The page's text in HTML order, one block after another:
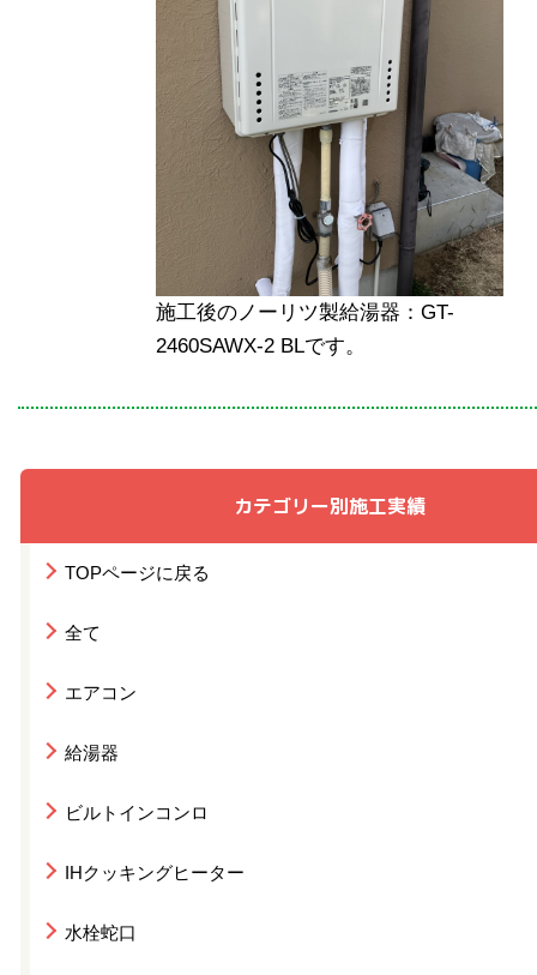
カテゴリー別施工実績
TOPページに戻る
全て
エアコン
給湯器
ビルトインコンロ
IHクッキングヒーター
水栓蛇口
施工後のノーリツ製給湯器：GT-
2460SAWX-2 BLです。